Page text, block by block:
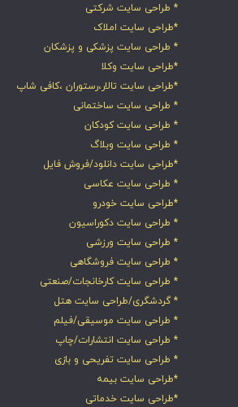
* طراحی سایت شرکتی
*طراحی سایت املاک
* طراحی سایت پزشکی و پزشکان
*طراحی سایت وکلا
*طراحی سایت تالار،رستوران ،کافی شاپ
* طراحی سایت ساختمانی
* طراحی سایت کودکان
* طراحی سایت وبلاگ
*طراحی سایت دانلود/فروش فایل
* طراحی سایت عکاسی
*طراحی سایت خودرو
* طراحی سایت دکوراسیون
* طراحی سایت ورزشی
* طراحی سایت فروشگاهی
* طراحی سایت کارخانجات/صنعتی
* گردشگری/طراحی سایت هتل
* طراحی سایت موسیقی/فیلم
* طراحی سایت انتشارات/چاپ
* طراحی سایت تفریحی و بازی
*طراحی سایت بیمه
*طراحی سایت خدماتی